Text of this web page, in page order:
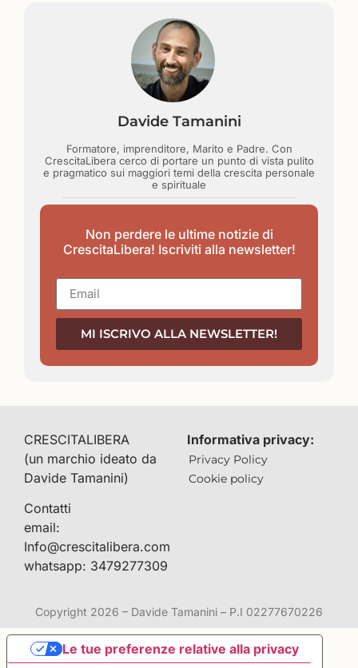
Davide Tamanini
Formatore, imprenditore, Marito e Padre. Con
CrescitaLibera cerco di portare un punto di vista pulito
e pragmatico sui maggiori temi della crescita personale
e spirituale
Non perdere le ultime notizie di
CrescitaLibera! Iscriviti alla newsletter!
MI ISCRIVO ALLA NEWSLETTER!
CRESCITALIBERA
(un marchio ideato da
Davide Tamanini)
Contatti
email:
Info@crescitalibera.com
whatsapp: 3479277309
Informativa privacy:
Privacy Policy
Cookie policy
Copyright 2026 – Davide Tamanini – P.I 02277670226
Le tue preferenze relative alla privacy